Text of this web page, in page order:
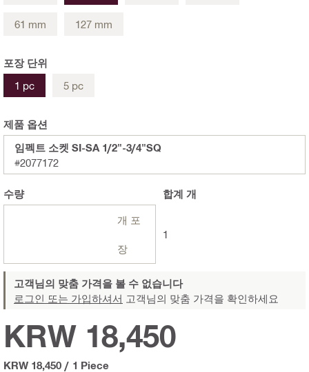
61 mm 127 mm
포장 단위
1 pc
5 pc
제품 옵션
임펙트 소켓 SI-SA 1/2"-3/4"SQ
#2077172
수량
개 포
장
합계 개
1
고객님의 맞춤 가격을 볼 수 없습니다
로그인 또는 가입하셔서 고객님의 맞춤 가격을 확인하세요
KRW 18,450
KRW 18,450 / 1 Piece